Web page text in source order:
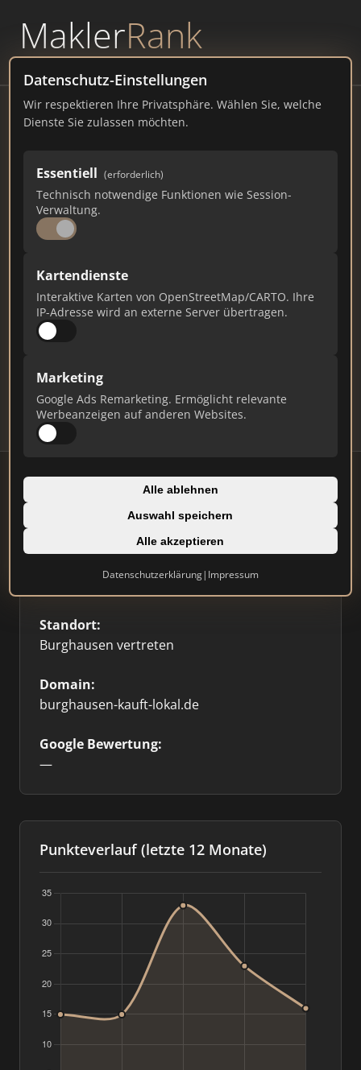
MaklerRank
powered byWAVEPOINT
Datenschutz-Einstellungen
Wir respektieren Ihre Privatsphäre. Wählen Sie, welche
Dienste Sie zulassen möchten.
Essentiell (erforderlich)
Technisch notwendige Funktionen wie Session-
Verwaltung.
Kartendienste
Interaktive Karten von OpenStreetMap/CARTO. Ihre
IP-Adresse wird an externe Server übertragen.
Marketing
Google Ads Remarketing. Ermöglicht relevante
Werbeanzeigen auf anderen Websites.
Alle ablehnen
Auswahl speichern
Alle akzeptieren
Datenschutzerklärung| Impressum
Werbering Burghausen
burghausen-kauft-lokal.de
16
Ist das Ihr Unternehmen?
Verifizieren Sie Ihr Profil, bearbeiten Sie Ihre
Updates.
Profil beanspruchen
Standort:
Burghausen vertreten
Domain:
burghausen-kauft-lokal.de
Google Bewertung:
—
Punkteverlauf (letzte 12 Monate)